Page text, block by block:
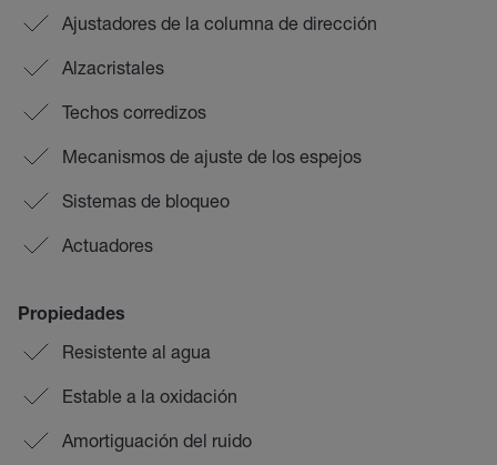
Ajustadores de la columna de dirección
Alzacristales
Techos corredizos
Mecanismos de ajuste de los espejos
Sistemas de bloqueo
Actuadores
Propiedades
Resistente al agua
Estable a la oxidación
Amortiguación del ruido